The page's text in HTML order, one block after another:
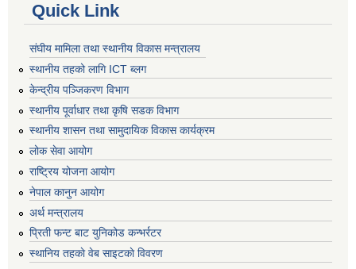
Quick Link
संघीय मामिला तथा स्थानीय विकास मन्त्रालय
स्थानीय तहको लागि ICT ब्लग
केन्द्रीय पञ्जिकरण विभाग
स्थानीय पूर्वाधार तथा कृषि सडक विभाग
स्थानीय शासन तथा सामुदायिक विकास कार्यक्रम
लोक सेवा आयोग
राष्ट्रिय योजना आयोग
नेपाल कानुन आयोग
अर्थ मन्त्रालय
प्रिती फन्ट बाट युनिकोड कन्भर्रटर
स्थानिय तहकाे वेब साइटकाे विवरण